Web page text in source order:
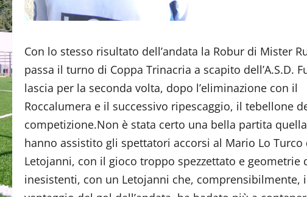
Con lo stesso risultato dell’andata la Robur di Mister
passa il turno di Coppa Trinacria a scapito dell’A.S.D.
lascia per la seconda volta, dopo l’eliminazione con il
Roccalumera e il successivo ripescaggio, il tebellone
competizione.Non è stata certo una bella partita
hanno assistito gli spettatori accorsi al Mario Lo Turco
Letojanni, con il gioco troppo spezzettato e geometrie
inesistenti, con un Letojanni che, comprensibilmente,